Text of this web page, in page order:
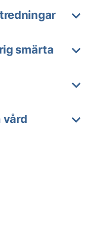
smärta
vård